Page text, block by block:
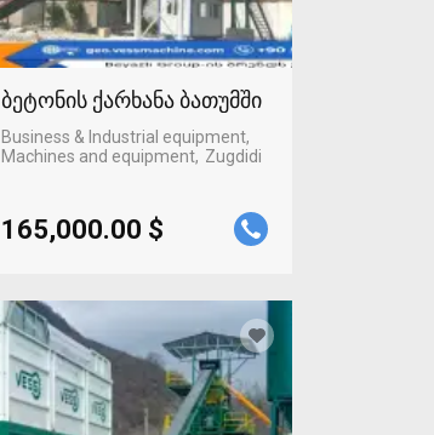
ბეტონის ქარხანა ბათუმში
Business & Industrial equipment,
Machines and equipment Zugdidi
165,000.00 $